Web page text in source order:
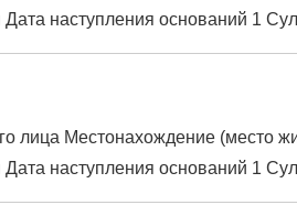
наступления оснований 1
Местонахождение (место
наступления оснований 1